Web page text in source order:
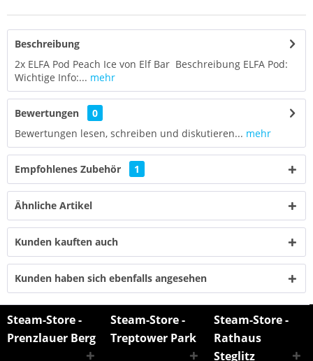
Beschreibung
2x ELFA Pod Peach Ice von Elf Bar Beschreibung ELFA Pod:
Wichtige Info:... mehr
Bewertungen
0
Bewertungen lesen, schreiben und diskutieren... mehr
Empfohlenes Zubehör 1
Ähnliche Artikel
Kunden kauften auch
Kunden haben sich ebenfalls angesehen
Steam-Store -
Prenzlauer Berg
Steam-Store -
Treptower Park
Steam-Store -
Rathaus
Steglitz